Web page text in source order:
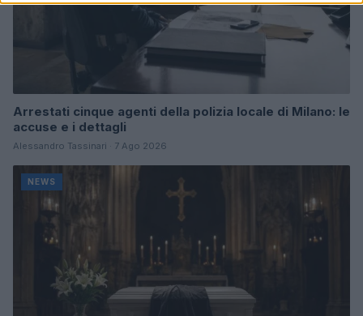
Arrestati cinque agenti della polizia locale di Milano: le
accuse e i dettagli
Alessandro Tassinari · 7 Ago 2026
NEWS